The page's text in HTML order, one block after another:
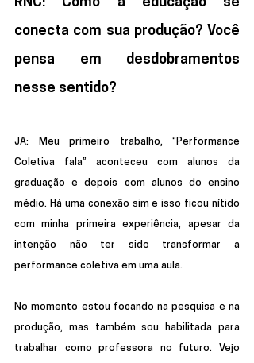
RNC: Como a educação se
conecta com sua produção? Você
pensa em desdobramentos
nesse sentido?
JA: Meu primeiro trabalho, “Performance
Coletiva fala” aconteceu com alunos da
graduação e depois com alunos do ensino
médio. Há uma conexão sim e isso ficou nítido
com minha primeira experiência, apesar da
intenção não ter sido transformar a
performance coletiva em uma aula.
No momento estou focando na pesquisa e na
produção, mas também sou habilitada para
trabalhar como professora no futuro. Vejo